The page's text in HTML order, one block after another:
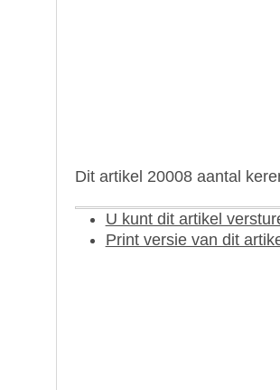
Dit artikel 20008 aantal
U kunt dit artikel
Print versie van dit